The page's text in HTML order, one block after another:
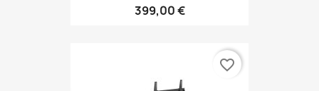
399,00 €
favorite_border